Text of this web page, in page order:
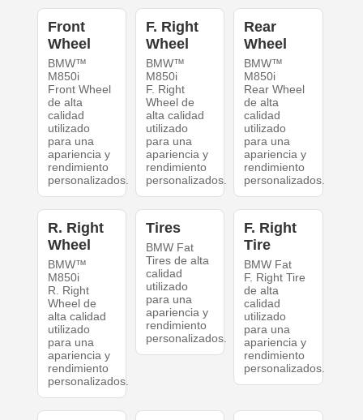
Front
Wheel
BMW™
M850i
Front Wheel
de alta
calidad
utilizado
para una
apariencia y
rendimiento
personalizados.
F. Right
Wheel
BMW™
M850i
F. Right
Wheel de
alta calidad
utilizado
para una
apariencia y
rendimiento
personalizados.
Rear
Wheel
BMW™
M850i
Rear Wheel
de alta
calidad
utilizado
para una
apariencia y
rendimiento
personalizados.
R. Right
Wheel
BMW™
M850i
R. Right
Wheel de
alta calidad
utilizado
para una
apariencia y
rendimiento
personalizados.
Tires
BMW Fat
Tires de alta
calidad
utilizado
para una
apariencia y
rendimiento
personalizados.
F. Right
Tire
BMW Fat
F. Right Tire
de alta
calidad
utilizado
para una
apariencia y
rendimiento
personalizados.